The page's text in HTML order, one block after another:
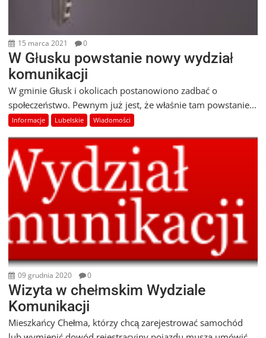
15 marca 2021 0
W Głusku powstanie nowy wydział
komunikacji
W gminie Głusk i okolicach postanowiono zadbać o
społeczeństwo. Pewnym już jest, że właśnie tam powstanie...
Informacje Lubelskie Wiadomości
09 grudnia 2020 0
Wizyta w chełmskim Wydziale
Komunikacji
Mieszkańcy Chełma, którzy chcą zarejestrować samochód